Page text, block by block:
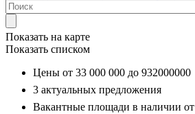
Показать на карте
Показать списком
Цены от 33 000 000 до 932000000
3 актуальных предложения
Вакантные площади в наличии от